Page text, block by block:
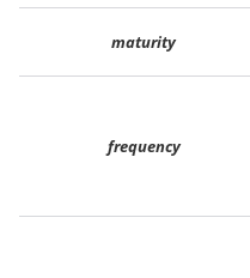
maturity
frequency